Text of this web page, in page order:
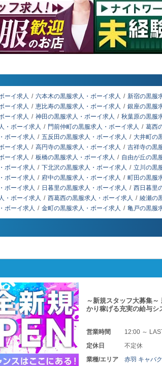
ーイ求人 六本木の黒服求人・ボーイ求人
新宿の黒服
ーイ求人 恵比寿の黒服求人・ボーイ求人
銀座の黒服
ーイ求人 神田の黒服求人・ボーイ求人
秋葉原の黒服
・ボーイ求人 門前仲町の黒服求人・ボーイ求人
葛西
ボーイ求人 五反田の黒服求人・ボーイ求人
大井町の
ーイ求人 高円寺の黒服求人・ボーイ求人
吉祥寺の黒
ーイ求人 板橋の黒服求人・ボーイ求人
自由が丘の黒
ボーイ求人 下北沢の黒服求人・ボーイ求人
立川の黒
ボーイ求人 府中の黒服求人・ボーイ求人
町田の黒服
ボーイ求人 日暮里の黒服求人・ボーイ求人
西日暮里
・ボーイ求人 西葛西の黒服求人・ボーイ求人
綾瀬の
ボーイ求人 金町の黒服求人・ボーイ求人 亀戸の黒服
～新規スタッフ大募集
かり稼げる充実の給与
営業時間
12:00 ～
定休日
不定休
業種/エリア
赤羽 キャバ